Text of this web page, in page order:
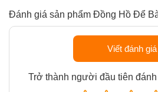
Đánh giá sản phẩm Đồng Hồ Để
Viết đánh giá
Trở thành người đầu tiên